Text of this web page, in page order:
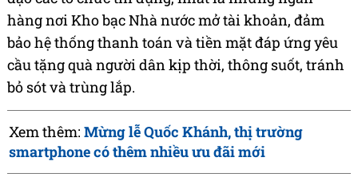
hàng nơi Kho bạc Nhà nước mở tài khoản, đảm
bảo hệ thống thanh toán và tiền mặt đáp ứng yêu
cầu tặng quà người dân kịp thời, thông suốt, tránh
bỏ sót và trùng lắp.
Xem thêm: Mừng lễ Quốc Khánh, thị trường
smartphone có thêm nhiều ưu đãi mới